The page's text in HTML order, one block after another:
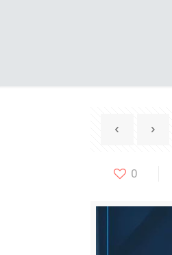
0